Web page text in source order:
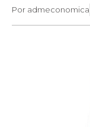
Por admeconomica